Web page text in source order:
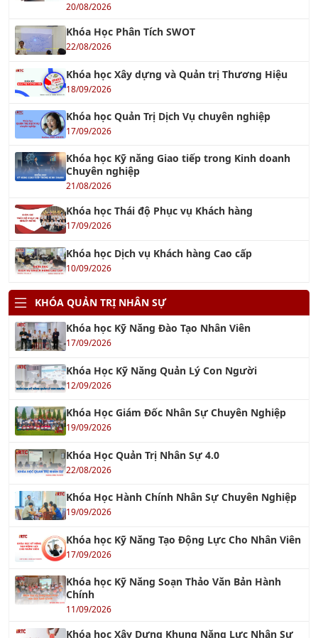
22/08/2026
Khóa học Xây dựng và Quản trị Thương Hiệu
18/09/2026
Khóa học Quản Trị Dịch Vụ chuyên nghiệp
17/09/2026
Khóa học Kỹ năng Giao tiếp trong Kinh doanh
Chuyên nghiệp
Khóa học Thái độ Phục vụ Khách hàng
17/09/2026
Khóa học Dịch vụ Khách hàng Cao cấp
10/09/2026
KHÓA QUẢN TRỊ NHÂN SỰ
Khóa học Kỹ Năng Đào Tạo Nhân Viên
17/09/2026
Khóa Học Kỹ Năng Quản Lý Con Người
12/09/2026
Khóa Học Giám Đốc Nhân Sự Chuyên Nghiệp
19/09/2026
Khóa Học Quản Trị Nhân Sự 4.0
22/08/2026
Khóa Học Hành Chính Nhân Sự Chuyên Nghiệp
19/09/2026
Khóa học Kỹ Năng Tạo Động Lực Cho Nhân Viên
17/09/2026
Khóa học Kỹ Năng Soạn Thảo Văn Bản Hành
Chính
Khóa học Xây Dựng Khung Năng Lực Nhân Sự
24/09/2026